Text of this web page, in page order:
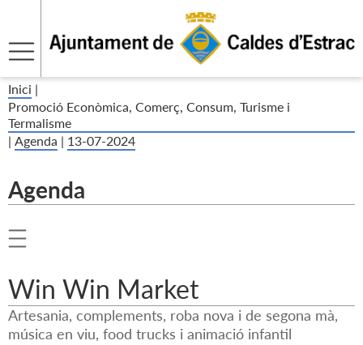
Inici |
Promoció Econòmica, Comerç, Consum, Turisme i
Termalisme
| Agenda | 13-07-2024
Agenda
Win Win Market
Artesania, complements, roba nova i de segona mà,
música en viu, food trucks i animació infantil